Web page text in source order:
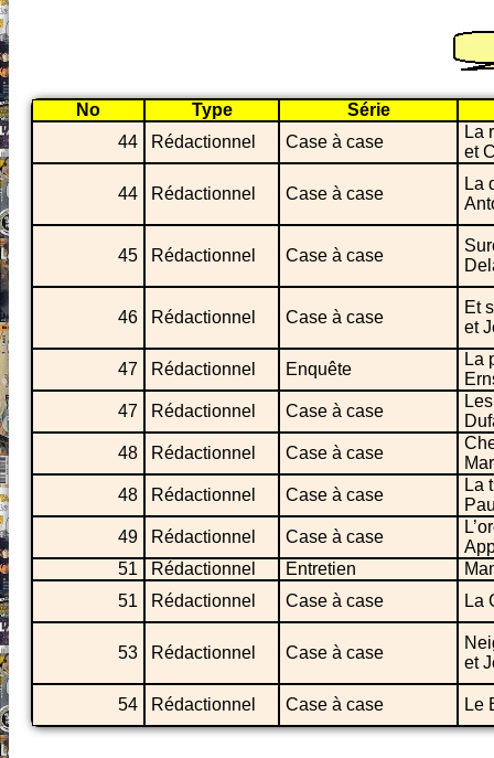
No Type
Série
44
Rédactionnel Case à case
La
et
44 Rédactionnel Case à case
La
45 Rédactionnel Case à case
46 Rédactionnel Case à case
Et
et
47 Rédactionnel Enquête
La
47
Rédactionnel Case à case
48
Rédactionnel Case à case
48
Rédactionnel Case à case
La
49
Rédactionnel Case à case
51
Rédactionnel Entretien
51
Rédactionnel Case à case La
53 Rédactionnel Case à case
et
54 Rédactionnel Case à case Le